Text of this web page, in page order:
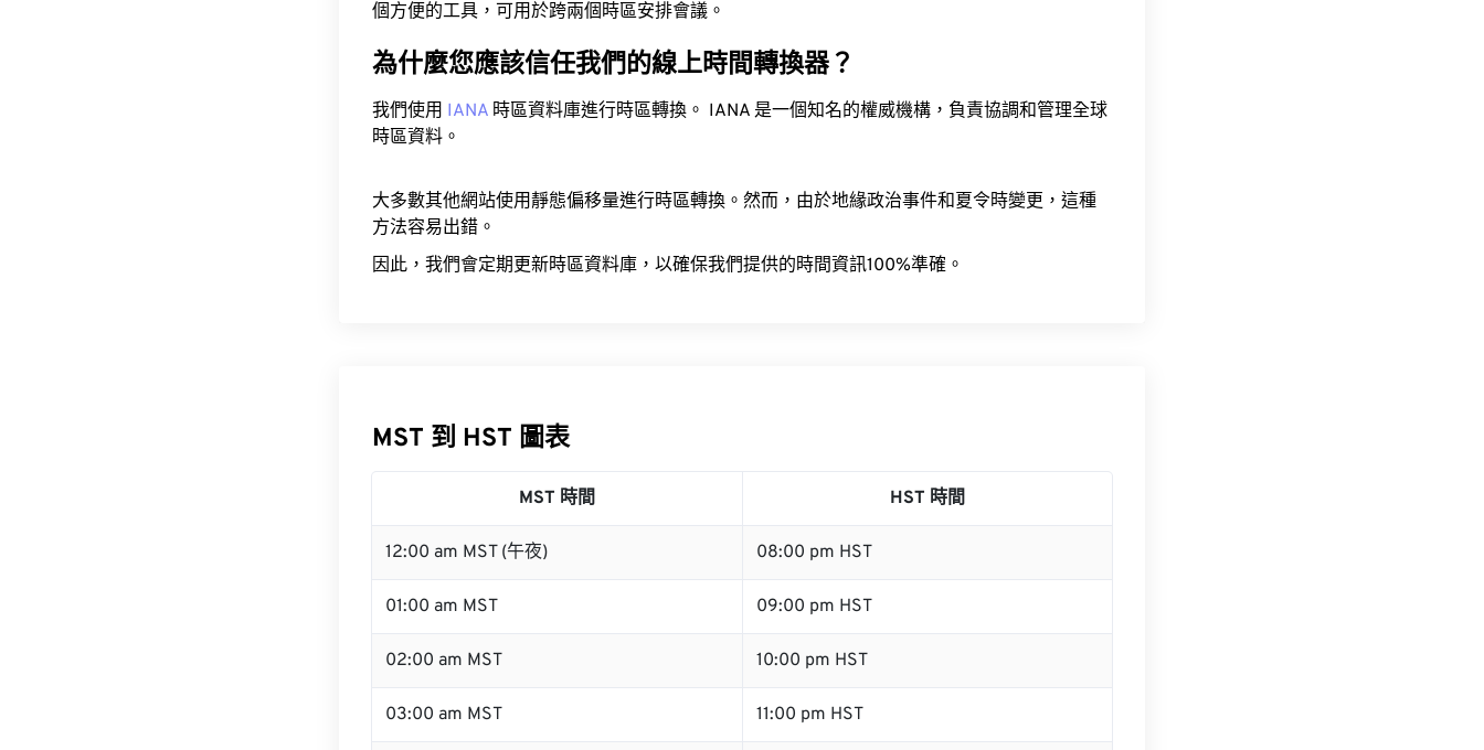
個方便的工具，可用於跨兩個時區安排會議。
為什麼您應該信任我們的線上時間轉換器？
我們使用 IANA 時區資料庫進行時區轉換。 IANA 是一個知名的權威機構，負責協調和管理全球
時區資料。
大多數其他網站使用靜態偏移量進行時區轉換。然而，由於地緣政治事件和夏令時變更，這種
方法容易出錯。
因此，我們會定期更新時區資料庫，以確保我們提供的時間資訊100%準確。
MST 到 HST 圖表
MST 時間 HST 時間
12:00 am MST (午夜) 08:00 pm HST
01:00 am MST 09:00 pm HST
02:00 am MST 10:00 pm HST
03:00 am MST 11:00 pm HST